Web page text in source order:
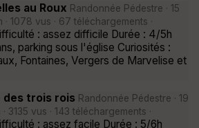
au Roux Randonnée Pédestre · 15
· 1078 vus · 67 téléchargements ·
: assez difficile Durée : 4/5h
parking sous l'église Curiosités :
Fontaines, Vergers de Marvelise et
des trois rois Randonnée Pédestre · 19
· 3135 vus · 143 téléchargements ·
: assez facile Durée : 5/6h